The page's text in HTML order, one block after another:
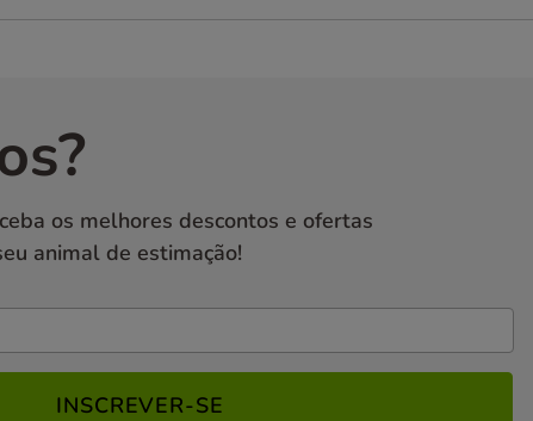
os melhores descontos e ofertas
animal de estimação!
INSCREVER-SE